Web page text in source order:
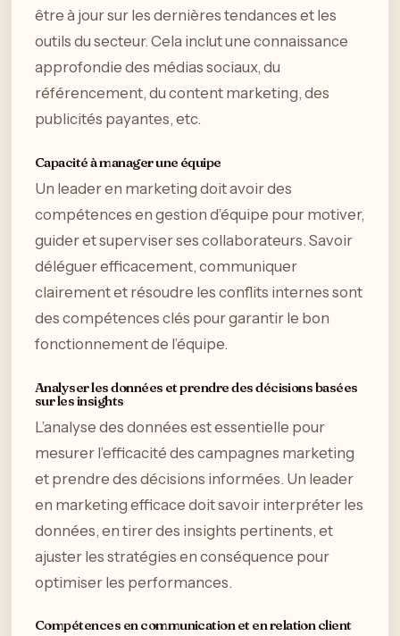
être à jour sur les dernières tendances et les
outils du secteur. Cela inclut une connaissance
approfondie des médias sociaux, du
référencement, du content marketing, des
publicités payantes, etc.
Capacité à manager une équipe
Un leader en marketing doit avoir des
compétences en gestion d’équipe pour motiver,
guider et superviser ses collaborateurs. Savoir
déléguer efficacement, communiquer
clairement et résoudre les conflits internes sont
des compétences clés pour garantir le bon
fonctionnement de l’équipe.
Analyser les données et prendre des décisions basées
sur les insights
L’analyse des données est essentielle pour
mesurer l’efficacité des campagnes marketing
et prendre des décisions informées. Un leader
en marketing efficace doit savoir interpréter les
données, en tirer des insights pertinents, et
ajuster les stratégies en conséquence pour
optimiser les performances.
Compétences en communication et en relation client